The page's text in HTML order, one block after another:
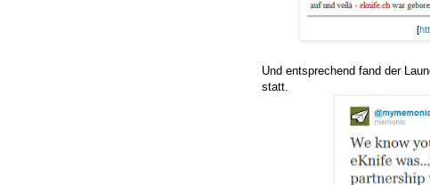
[
Und entsprechend fand der
statt.